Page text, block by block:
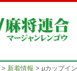
> 新着情報 > μカップイ